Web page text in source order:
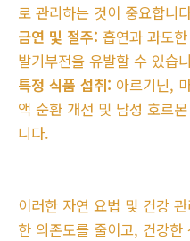
로 관리하는 것이 중요합니
금연 및 절주: 흡연과 과도
발기부전을 유발할 수 있습
특정 식품 섭취: 아르기닌,
액 순환 개선 및 남성 호르
니다.
이러한 자연 요법 및 건강
한 의존도를 줄이고, 건강